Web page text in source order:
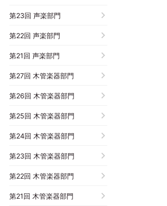
第23回 声楽部門
第22回 声楽部門
第21回 声楽部門
第27回 木管楽器部門
第26回 木管楽器部門
第25回 木管楽器部門
第24回 木管楽器部門
第23回 木管楽器部門
第22回 木管楽器部門
第21回 木管楽器部門